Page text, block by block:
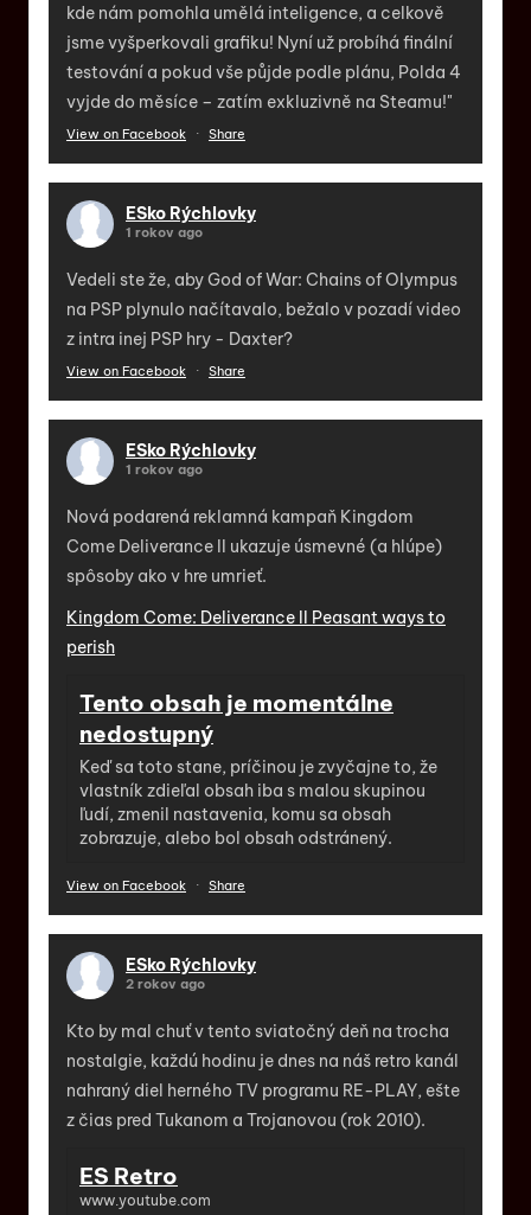
kde nám pomohla umělá inteligence, a celkově
jsme vyšperkovali grafiku! Nyní už probíhá finální
testování a pokud vše půjde podle plánu, Polda 4
vyjde do měsíce – zatím exkluzivně na Steamu!"
View on Facebook · Share
ESko Rýchlovky
1 rokov ago
Vedeli ste že, aby God of War: Chains of Olympus
na PSP plynulo načítavalo, bežalo v pozadí video
z intra inej PSP hry - Daxter?
View on Facebook · Share
ESko Rýchlovky
1 rokov ago
Nová podarená reklamná kampaň Kingdom
Come Deliverance II ukazuje úsmevné (a hlúpe)
spôsoby ako v hre umrieť.
Kingdom Come: Deliverance II Peasant ways to
perish
Tento obsah je momentálne
nedostupný
Keď sa toto stane, príčinou je zvyčajne to, že
vlastník zdieľal obsah iba s malou skupinou
ľudí, zmenil nastavenia, komu sa obsah
zobrazuje, alebo bol obsah odstránený.
View on Facebook · Share
ESko Rýchlovky
2 rokov ago
Kto by mal chuť v tento sviatočný deň na trocha
nostalgie, každú hodinu je dnes na náš retro kanál
nahraný diel herného TV programu RE-PLAY, ešte
z čias pred Tukanom a Trojanovou (rok 2010).
ES Retro
www.youtube.com